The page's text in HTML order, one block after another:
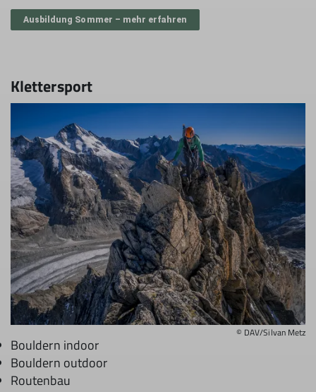
Ausbildung Sommer – mehr erfahren
Klettersport
© DAV/Silvan Metz
Bouldern indoor
Bouldern outdoor
Routenbau